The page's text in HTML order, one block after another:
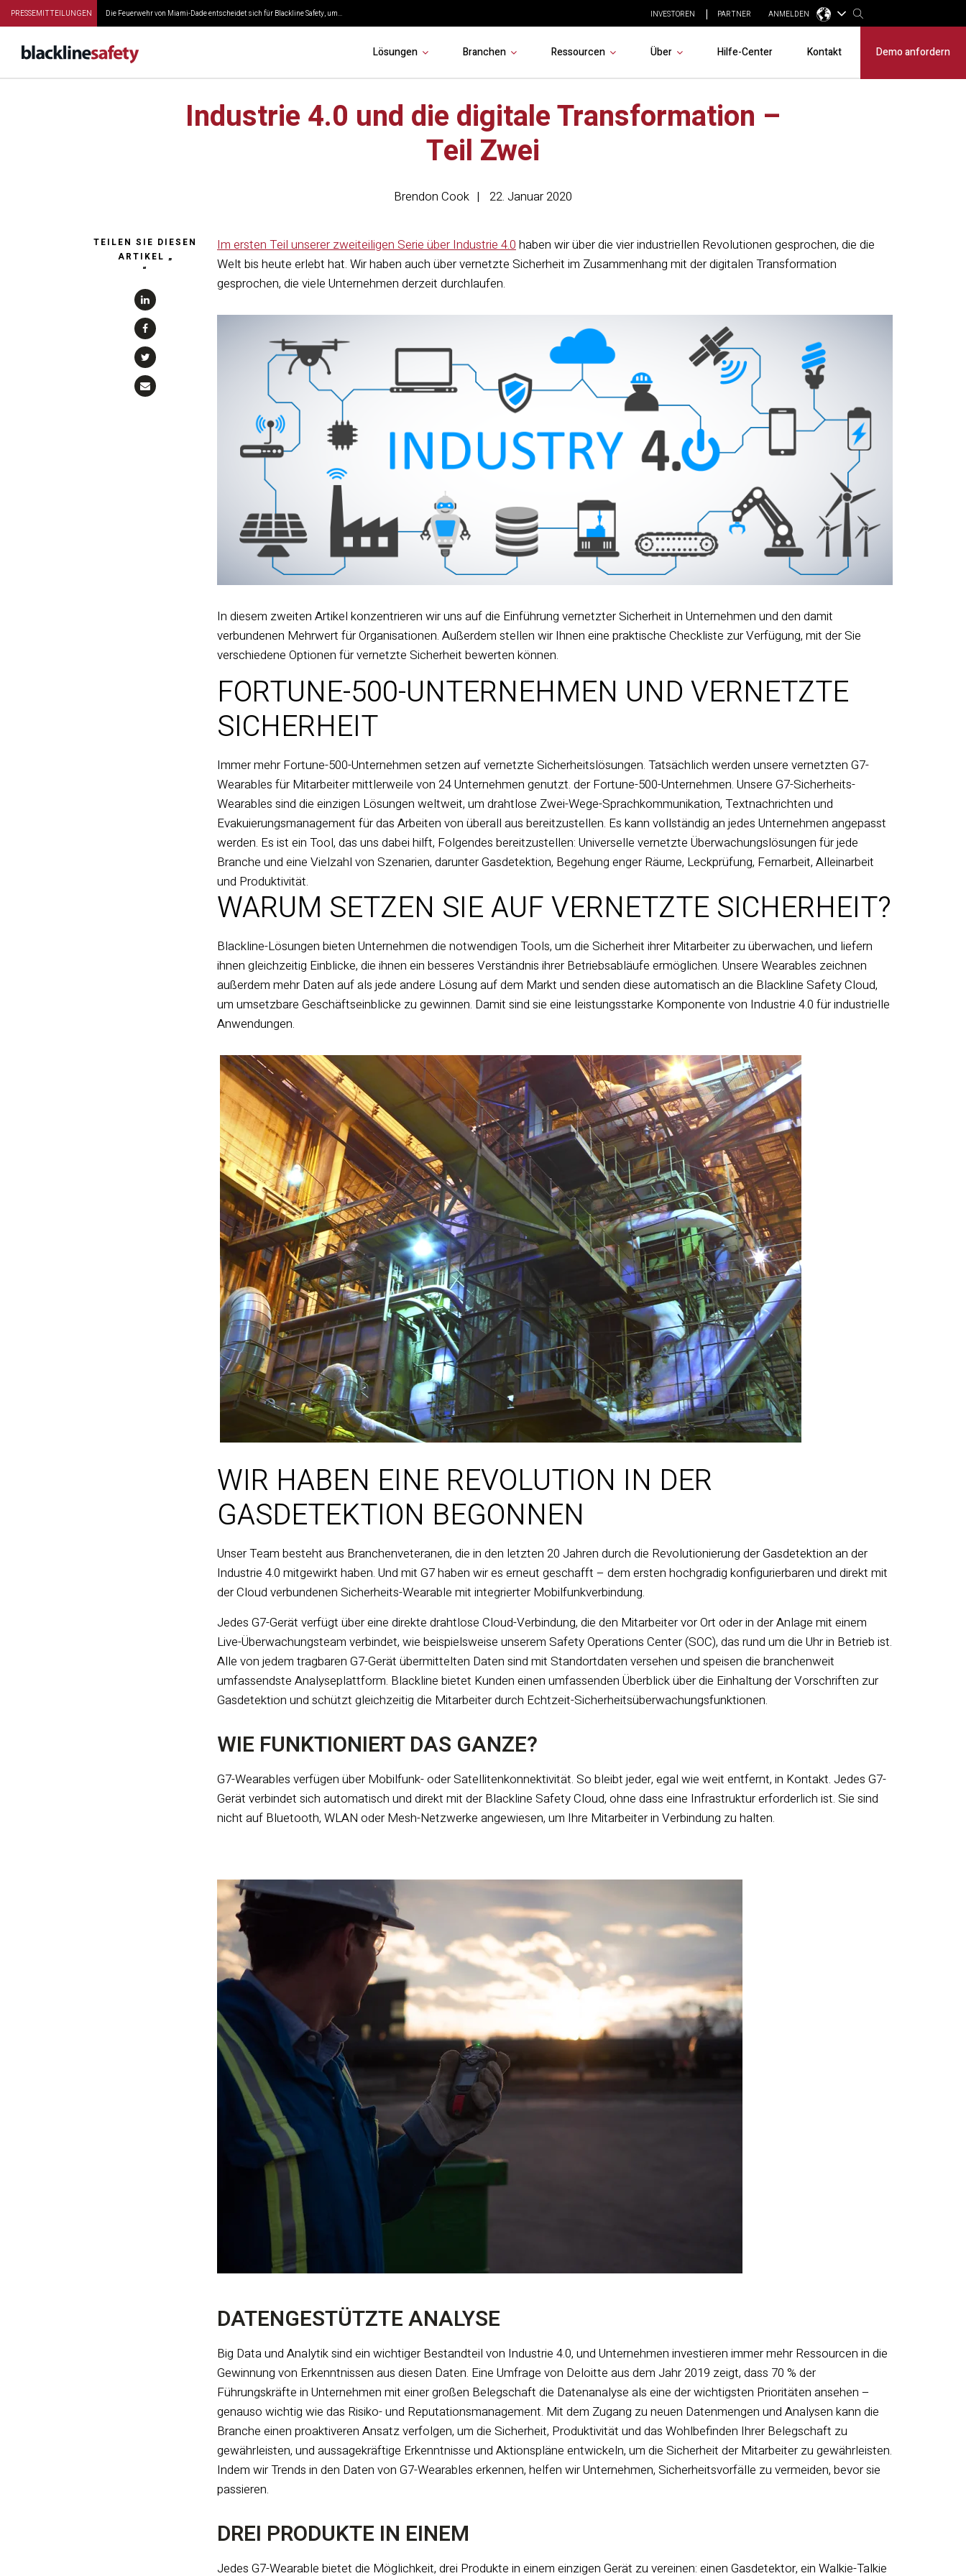
PRESSEMITTEILUNGEN Die Feuerwehr von Miami-Dade entscheidet sich für Blackline Safety, um... INVESTOREN PARTNER ANMELDEN
Lösungen Branchen Ressourcen Über Hilfe-Center Kontakt Demo anfordern
Industrie 4.0 und die digitale Transformation –
Teil Zwei
Brendon Cook 22. Januar 2020
TEILEN SIE DIESEN
ARTIKEL „
“
Im ersten Teil unserer zweiteiligen Serie über Industrie 4.0haben wir über die vier industriellen Revolutionen gesprochen, die die
Welt bis heute erlebt hat. Wir haben auch über vernetzte Sicherheit im Zusammenhang mit der digitalen Transformation
gesprochen, die viele Unternehmen derzeit durchlaufen.
In diesem zweiten Artikel konzentrieren wir uns auf die Einführung vernetzter Sicherheit in Unternehmen und den damit
verbundenen Mehrwert für Organisationen. Außerdem stellen wir Ihnen eine praktische Checkliste zur Verfügung, mit der Sie
verschiedene Optionen für vernetzte Sicherheit bewerten können.
FORTUNE-500-UNTERNEHMEN UND VERNETZTE
SICHERHEIT
Immer mehr Fortune-500-Unternehmen setzen auf vernetzte Sicherheitslösungen. Tatsächlich werden unsere vernetzten G7-
Wearables für Mitarbeiter mittlerweile von 24 Unternehmen genutzt. der Fortune-500-Unternehmen. Unsere G7-Sicherheits-
Wearables sind die einzigen Lösungen weltweit, um drahtlose Zwei-Wege-Sprachkommunikation, Textnachrichten und
Evakuierungsmanagement für das Arbeiten von überall aus bereitzustellen. Es kann vollständig an jedes Unternehmen angepasst
werden. Es ist ein Tool, das uns dabei hilft, Folgendes bereitzustellen: Universelle vernetzte Überwachungslösungen für jede
Branche und eine Vielzahl von Szenarien, darunter Gasdetektion, Begehung enger Räume, Leckprüfung, Fernarbeit, Alleinarbeit
und Produktivität.
WARUM SETZEN SIE AUF VERNETZTE SICHERHEIT?
Blackline-Lösungen bieten Unternehmen die notwendigen Tools, um die Sicherheit ihrer Mitarbeiter zu überwachen, und liefern
ihnen gleichzeitig Einblicke, die ihnen ein besseres Verständnis ihrer Betriebsabläufe ermöglichen. Unsere Wearables zeichnen
außerdem mehr Daten auf als jede andere Lösung auf dem Markt und senden diese automatisch an die Blackline Safety Cloud,
um umsetzbare Geschäftseinblicke zu gewinnen. Damit sind sie eine leistungsstarke Komponente von Industrie 4.0 für industrielle
Anwendungen.
WIR HABEN EINE REVOLUTION IN DER
GASDETEKTION BEGONNEN
Unser Team besteht aus Branchenveteranen, die in den letzten 20 Jahren durch die Revolutionierung der Gasdetektion an der
Industrie 4.0 mitgewirkt haben. Und mit G7 haben wir es erneut geschafft – dem ersten hochgradig konfigurierbaren und direkt mit
der Cloud verbundenen Sicherheits-Wearable mit integrierter Mobilfunkverbindung.
Jedes G7-Gerät verfügt über eine direkte drahtlose Cloud-Verbindung, die den Mitarbeiter vor Ort oder in der Anlage mit einem
Live-Überwachungsteam verbindet, wie beispielsweise unserem Safety Operations Center (SOC), das rund um die Uhr in Betrieb ist.
Alle von jedem tragbaren G7-Gerät übermittelten Daten sind mit Standortdaten versehen und speisen die branchenweit
umfassendste Analyseplattform. Blackline bietet Kunden einen umfassenden Überblick über die Einhaltung der Vorschriften zur
Gasdetektion und schützt gleichzeitig die Mitarbeiter durch Echtzeit-Sicherheitsüberwachungsfunktionen.
WIE FUNKTIONIERT DAS GANZE?
G7-Wearables verfügen über Mobilfunk- oder Satellitenkonnektivität. So bleibt jeder, egal wie weit entfernt, in Kontakt. Jedes G7-
Gerät verbindet sich automatisch und direkt mit der Blackline Safety Cloud, ohne dass eine Infrastruktur erforderlich ist. Sie sind
nicht auf Bluetooth, WLAN oder Mesh-Netzwerke angewiesen, um Ihre Mitarbeiter in Verbindung zu halten.
DATENGESTÜTZTE ANALYSE
Big Data und Analytik sind ein wichtiger Bestandteil von Industrie 4.0, und Unternehmen investieren immer mehr Ressourcen in die
Gewinnung von Erkenntnissen aus diesen Daten. Eine Umfrage von Deloitte aus dem Jahr 2019 zeigt, dass 70 % der
Führungskräfte in Unternehmen mit einer großen Belegschaft die Datenanalyse als eine der wichtigsten Prioritäten ansehen –
genauso wichtig wie das Risiko- und Reputationsmanagement. Mit dem Zugang zu neuen Datenmengen und Analysen kann die
Branche einen proaktiveren Ansatz verfolgen, um die Sicherheit, Produktivität und das Wohlbefinden Ihrer Belegschaft zu
gewährleisten, und aussagekräftige Erkenntnisse und Aktionspläne entwickeln, um die Sicherheit der Mitarbeiter zu gewährleisten.
Indem wir Trends in den Daten von G7-Wearables erkennen, helfen wir Unternehmen, Sicherheitsvorfälle zu vermeiden, bevor sie
passieren.
DREI PRODUKTE IN EINEM
Jedes G7-Wearable bietet die Möglichkeit, drei Produkte in einem einzigen Gerät zu vereinen: einen Gasdetektor, ein Walkie-Talkie